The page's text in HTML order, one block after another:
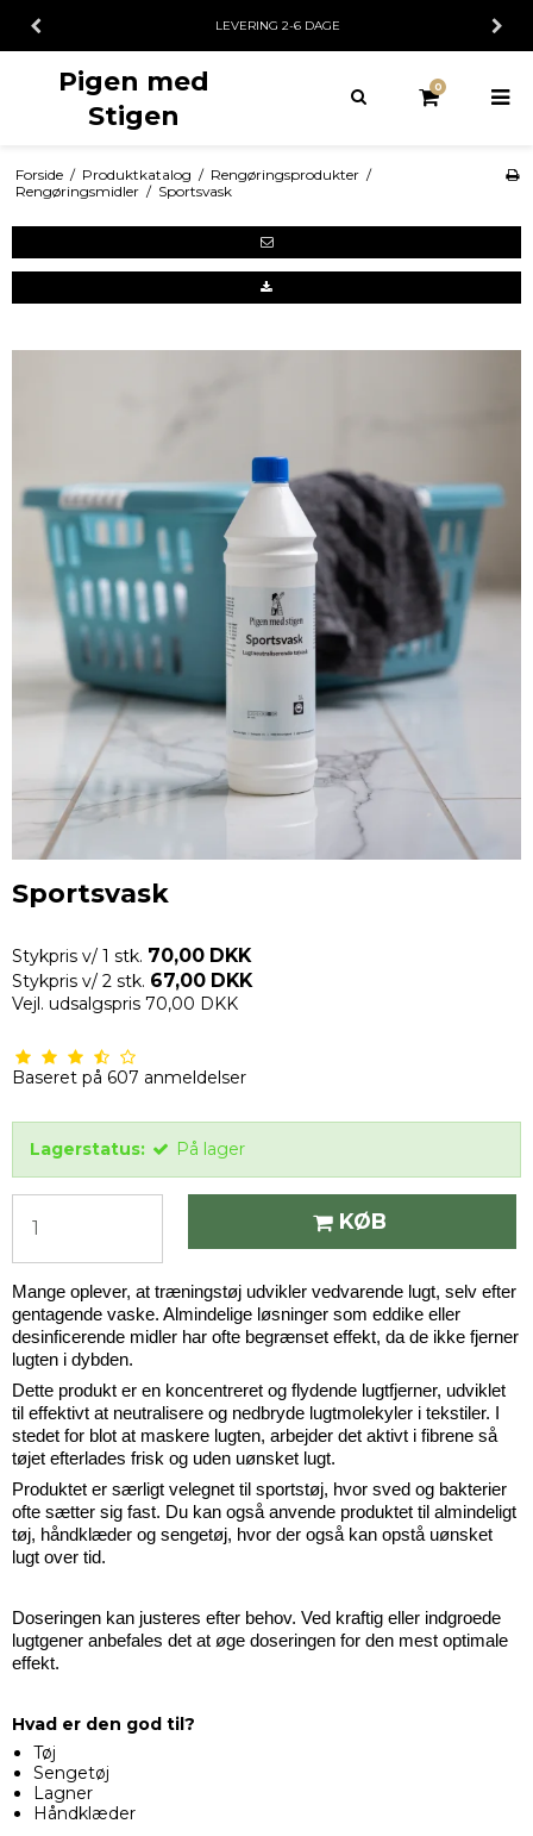
LEVERING 2-6 DAGE
Pigen med
Stigen
0
Forside / Produktkatalog / Rengøringsprodukter /
Rengøringsmidler / Sportsvask
Sportsvask
Stykpris v/ 1 stk. 70,00 DKK
Stykpris v/ 2 stk. 67,00 DKK
Vejl. udsalgspris 70,00 DKK
Baseret på 607 anmeldelser
Lagerstatus: På lager
KØB
Mange oplever, at træningstøj udvikler vedvarende lugt, selv efter
gentagende vaske. Almindelige løsninger som eddike eller
desinficerende midler har ofte begrænset effekt, da de ikke fjerner
lugten i dybden.
Dette produkt er en koncentreret og flydende lugtfjerner, udviklet
til effektivt at neutralisere og nedbryde lugtmolekyler i tekstiler. I
stedet for blot at maskere lugten, arbejder det aktivt i fibrene så
tøjet efterlades frisk og uden uønsket lugt.
Produktet er særligt velegnet til sportstøj, hvor sved og bakterier
ofte sætter sig fast. Du kan også anvende produktet til almindeligt
tøj, håndklæder og sengetøj, hvor der også kan opstå uønsket
lugt over tid.
Doseringen kan justeres efter behov. Ved kraftig eller indgroede
lugtgener anbefales det at øge doseringen for den mest optimale
effekt.
Hvad er den god til?
Tøj
Sengetøj
Lagner
Håndklæder